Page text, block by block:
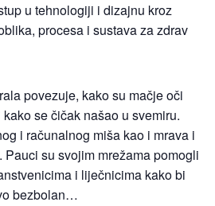
u tehnologiji i dizajnu kroz
procesa i sustava za zdrav
povezuje, kako su mačje oči
se čičak našao u svemiru.
i računalnog miša kao i mrava i
Pauci su svojim mrežama pomogli
i liječnicima kako bi
bezbolan…